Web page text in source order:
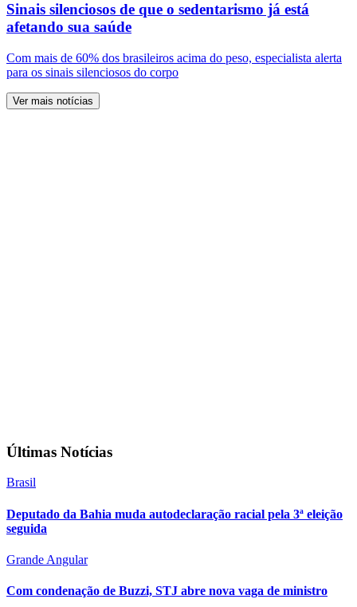
Sinais silenciosos de que o sedentarismo já está
afetando sua saúde
Com mais de 60% dos brasileiros acima do peso, especialista alerta
para os sinais silenciosos do corpo
Ver mais notícias
Últimas Notícias
Brasil
Deputado da Bahia muda autodeclaração racial pela 3ª eleição
seguida
Grande Angular
Com condenação de Buzzi, STJ abre nova vaga de ministro